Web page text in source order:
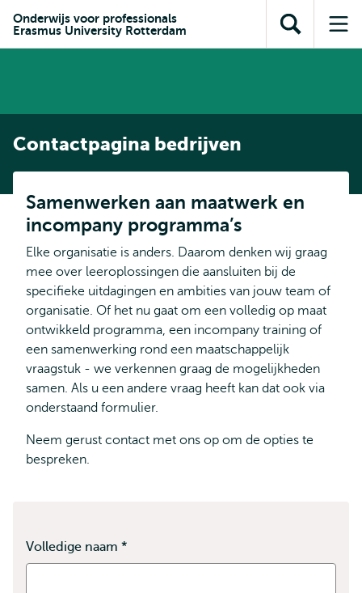
inhoud
Direct naar
subnavigatie
Onderwijs voor professionals
Erasmus University Rotterdam
Toon
zoekveld
Contactpagina bedrijven
Samenwerken aan maatwerk en
incompany programma’s
Elke organisatie is anders. Daarom denken wij graag
mee over leeroplossingen die aansluiten bij de
specifieke uitdagingen en ambities van jouw team of
organisatie. Of het nu gaat om een volledig op maat
ontwikkeld programma, een incompany training of
een samenwerking rond een maatschappelijk
vraagstuk - we verkennen graag de mogelijkheden
samen. Als u een andere vraag heeft kan dat ook via
onderstaand formulier.
Neem gerust contact met ons op om de opties te
bespreken.
Volledige naam *
veld